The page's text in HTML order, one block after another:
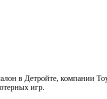
в Детройте, компании
игр.